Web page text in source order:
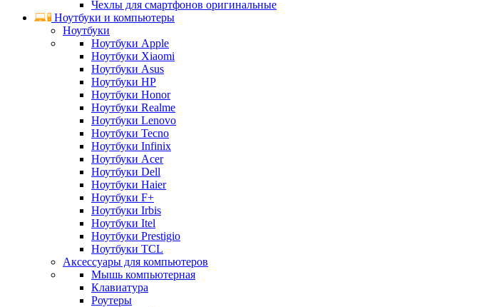
Чехлы для смартфонов оригинальные
Ноутбуки и компьютеры
Ноутбуки
Ноутбуки Apple
Ноутбуки Xiaomi
Ноутбуки Asus
Ноутбуки HP
Ноутбуки Honor
Ноутбуки Realme
Ноутбуки Lenovo
Ноутбуки Tecno
Ноутбуки Infinix
Ноутбуки Acer
Ноутбуки Dell
Ноутбуки Haier
Ноутбуки F+
Ноутбуки Irbis
Ноутбуки Itel
Ноутбуки Prestigio
Ноутбуки TCL
Аксессуары для компьютеров
Мышь компьютерная
Клавиатура
Роутеры